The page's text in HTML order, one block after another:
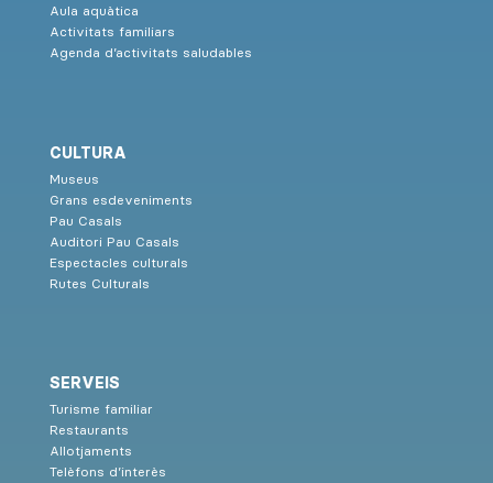
Aula aquàtica
Activitats familiars
Agenda d’activitats saludables
CULTURA
Museus
Grans esdeveniments
Pau Casals
Auditori Pau Casals
Espectacles culturals
Rutes Culturals
SERVEIS
Turisme familiar
Restaurants
Allotjaments
Telèfons d’interès